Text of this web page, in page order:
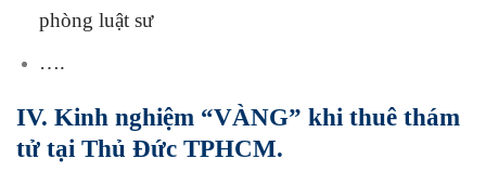
phòng luật sư
….
IV. Kinh nghiệm “VÀNG” khi thuê thám
tử tại Thủ Đức TPHCM.